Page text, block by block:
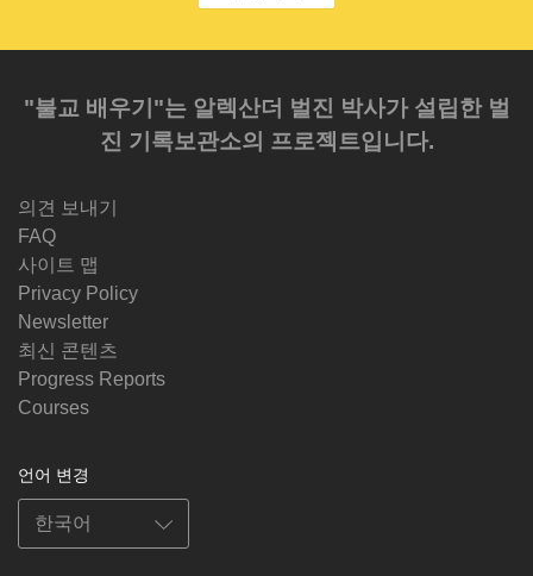
"불교 배우기"는 알렉산더 벌진 박사가 설립한 벌
진 기록보관소의 프로젝트입니다.
의견 보내기
FAQ
사이트 맵
Privacy Policy
Newsletter
최신 콘텐츠
Progress Reports
Courses
언어 변경